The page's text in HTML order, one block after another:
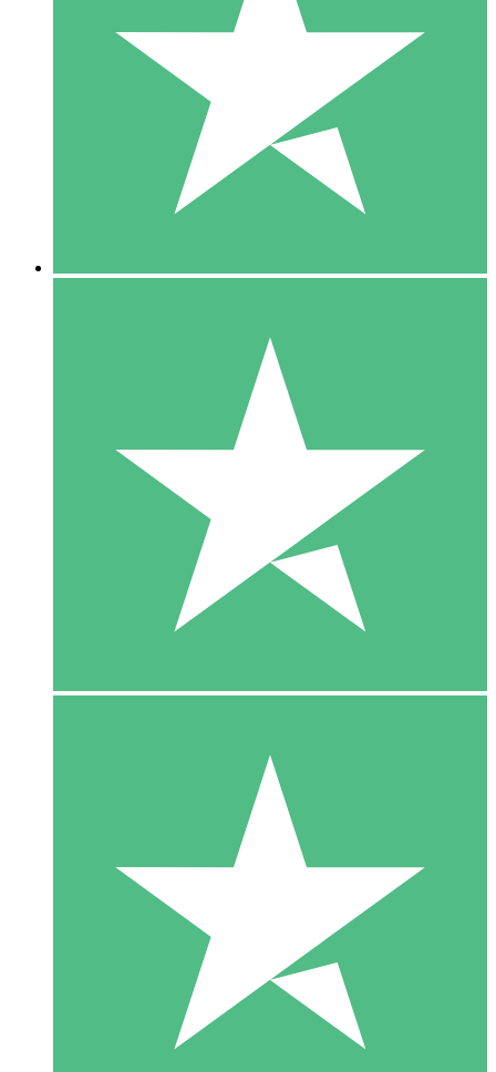
Payez à l'utilisation avec des crédits de téléchargement. Sans
1 Téléchargement
10 00
10 Téléchargements
20 00